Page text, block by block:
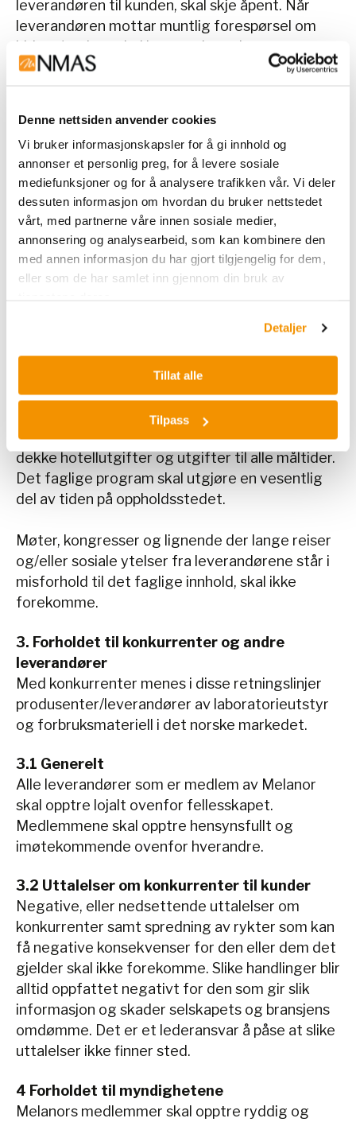
Denne nettsiden anvender cookies
Vi bruker informasjonskapsler for å gi innhold og
annonser et personlig preg, for å levere sosiale
mediefunksjoner og for å analysere trafikken vår. Vi deler
dessuten informasjon om hvordan du bruker nettstedet
vårt, med partnerne våre innen sosiale medier,
annonsering og analysearbeid, som kan kombinere den
med annen informasjon du har gjort tilgjengelig for dem,
eller som de har samlet inn gjennom din bruk av
Detaljer
Tillat alle
Tilpass
leverandøren til kunden, skal skje åpent. Når
leverandøren mottar muntlig forespørsel om
bidrag/ytelser, skal leverandøren be om at
henvendelsen skjer skriftlig.
Godt fungerende næringsliv, helsevesen,
forskning m.m. er avhengig av faglig
informasjon om de varer og tjenester som er
tilgjengelig og utstyr som benyttes. Det er
derfor svært viktig at leverandørene får
anledning til å informere om sine produkter. For
arrangementer i regi av leverandøren gjelder
følgende: Invitasjon av fagpersonell skal skje
Ved reiser som naturlig inngår i
informasjonssamarbeidet mellom leverandør og
fagpersonell, kan leverandøren dekke
reiseutgifter tur/retur. Leverandøren kan også
dekke hotellutgifter og utgifter til alle måltider.
Det faglige program skal utgjøre en vesentlig
del av tiden på oppholdsstedet.
Møter, kongresser og lignende der lange reiser
og/eller sosiale ytelser fra leverandørene står i
misforhold til det faglige innhold, skal ikke
forekomme.
3. Forholdet til konkurrenter og andre
leverandører
Med konkurrenter menes i disse retningslinjer
produsenter/leverandører av laboratorieutstyr
og forbruksmateriell i det norske markedet.
3.1 Generelt
Alle leverandører som er medlem av Melanor
skal opptre lojalt ovenfor fellesskapet.
Medlemmene skal opptre hensynsfullt og
imøtekommende ovenfor hverandre.
3.2 Uttalelser om konkurrenter til kunder
Negative, eller nedsettende uttalelser om
konkurrenter samt spredning av rykter som kan
få negative konsekvenser for den eller dem det
gjelder skal ikke forekomme. Slike handlinger blir
alltid oppfattet negativt for den som gir slik
informasjon og skader selskapets og bransjens
omdømme. Det er et lederansvar å påse at slike
uttalelser ikke finner sted.
4 Forholdet til myndighetene
Melanors medlemmer skal opptre ryddig og